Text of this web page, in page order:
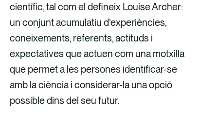
científic, tal com el defineix Louise Archer:
un conjunt acumulatiu d’experiències,
coneixements, referents, actituds i
expectatives que actuen com una motxilla
que permet a les persones identificar-se
amb la ciència i considerar-la una opció
possible dins del seu futur.